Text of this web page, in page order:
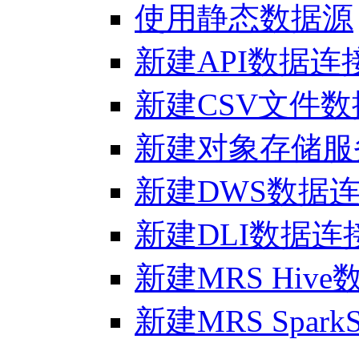
使用静态数据源
新建API数据连
新建CSV文件
新建对象存储
新建DWS数据
新建DLI数据连
新建MRS Hive
新建MRS